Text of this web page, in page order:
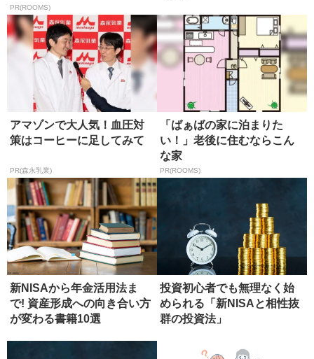
PR(ROOMS)
アマゾンで大人気！血圧対
策はコーヒーに足してみて
PR(森永乳業)
「ばぁばの家に泊まりた
い！」老後に住むならこん
な家
PR(ROOMS)
新NISAから年金活用法ま
で! 資産形成への向き合い方
が変わる書籍10選
投資初心者でも無理なく始
められる「新NISAと相性抜
群の投資法」